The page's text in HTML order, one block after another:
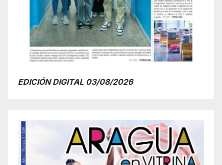
EDICIÓN DIGITAL 03/08/2026